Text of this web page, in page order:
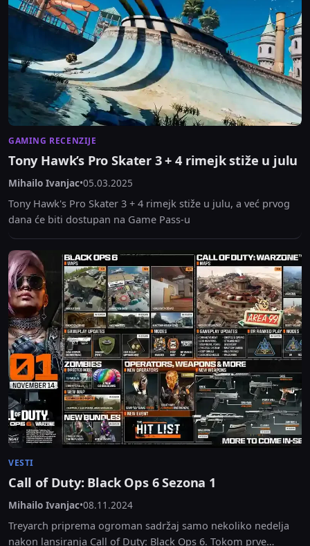
GAMING RECENZIJE
Tony Hawk’s Pro Skater 3 + 4 rimejk stiže u julu
Mihailo Ivanjac•05.03.2025
Tony Hawk's Pro Skater 3 + 4 rimejk stiže u julu, a već prvog
dana će biti dostupan na Game Pass-u
VESTI
Call of Duty: Black Ops 6 Sezona 1
Mihailo Ivanjac•08.11.2024
Treyarch priprema ogroman sadržaj samo nekoliko nedelja
nakon lansiranja Call of Duty: Black Ops 6. Tokom prve